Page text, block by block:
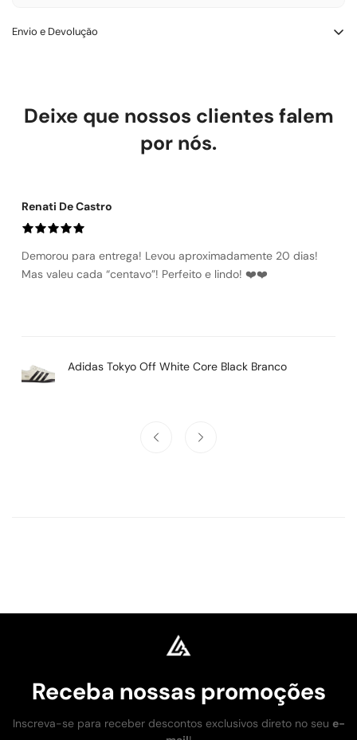
Envio e Devolução
Defeito de fabricação: trocamos ou reembolsamos sem custo.
Troca por tamanho ou modelo: a primeira é gratuita. Devolução
por arrependimento: reembolso integral, incluindo frete.
Deixe que nossos clientes falem
por nós.
Renati De Castro
Demorou para entrega! Levou aproximadamente 20 dias!
Mas valeu cada “centavo”! Perfeito e lindo! ❤️❤️
Adidas Tokyo Off White Core Black Branco
Receba nossas promoções
Inscreva-se para receber descontos exclusivos direto no seu e-